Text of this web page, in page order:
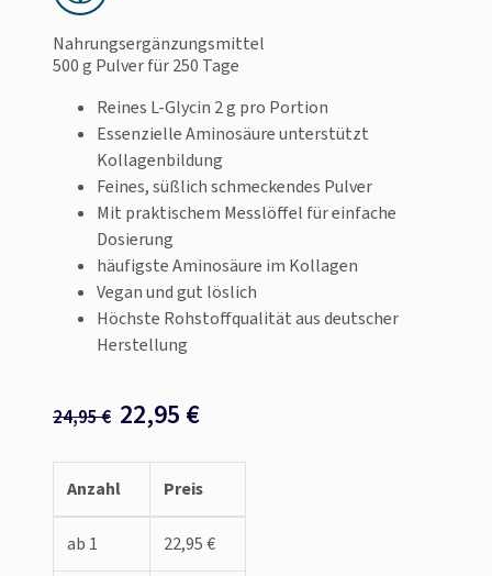
Nahrungsergänzungsmittel
500 g Pulverfür 250 Tage
Reines L-Glycin 2 g pro Portion
Essenzielle Aminosäure unterstützt
Kollagenbildung
Feines, süßlich schmeckendes Pulver
Mit praktischem Messlöffel für einfache
Dosierung
häufigste Aminosäure im Kollagen
Vegan und gut löslich
Höchste Rohstoffqualität aus deutscher
Herstellung
24,95€ 22,95 €
Anzahl Preis
ab 1 22,95 €